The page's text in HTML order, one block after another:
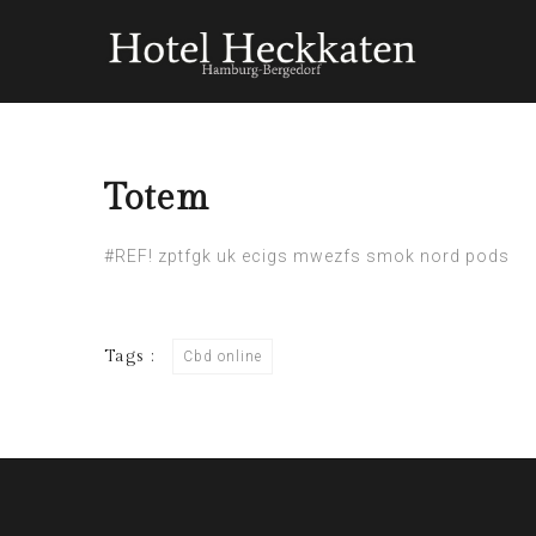
Totem
#REF! zptfgk uk ecigs mwezfs smok nord pods
Tags : Cbd online